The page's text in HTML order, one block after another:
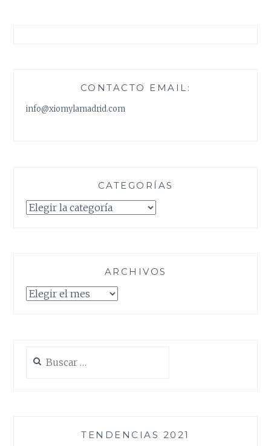
CONTACTO EMAIL:
info@xiomylamadrid.com
CATEGORÍAS
Categorías
ARCHIVOS
Archivos
TENDENCIAS 2021